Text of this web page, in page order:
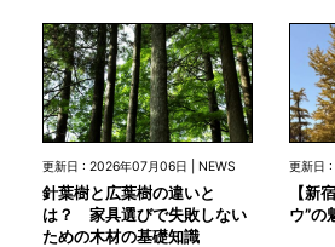
更新日 : 2026年07月06日 | NEWS
針葉樹と広葉樹の違いと
は？ 家具選びで失敗しない
ための木材の基礎知識
更新日
【新
ウ”の